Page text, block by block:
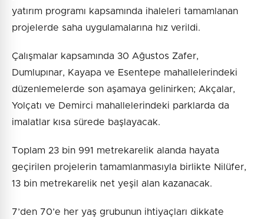
yatırım programı kapsamında ihaleleri tamamlanan
projelerde saha uygulamalarına hız verildi.
Çalışmalar kapsamında 30 Ağustos Zafer,
Dumlupınar, Kayapa ve Esentepe mahallelerindeki
düzenlemelerde son aşamaya gelinirken; Akçalar,
Yolçatı ve Demirci mahallelerindeki parklarda da
imalatlar kısa sürede başlayacak.
Toplam 23 bin 991 metrekarelik alanda hayata
geçirilen projelerin tamamlanmasıyla birlikte Nilüfer,
13 bin metrekarelik net yeşil alan kazanacak.
7’den 70’e her yaş grubunun ihtiyaçları dikkate